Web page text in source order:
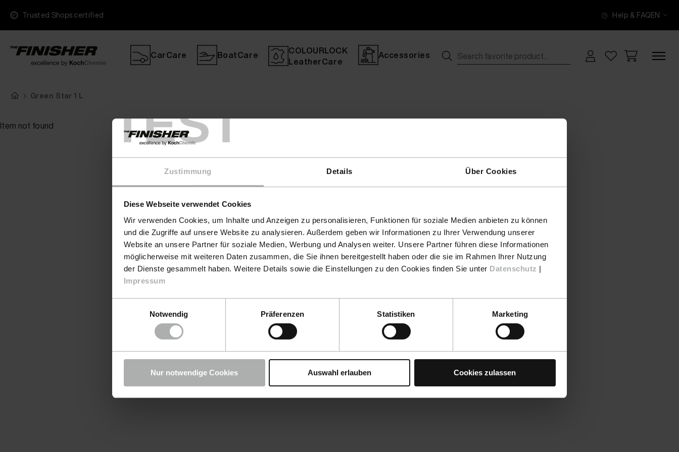
TEST
Zustimmung Details Über Cookies
Diese Webseite verwendet Cookies
Wir verwenden Cookies, um Inhalte und Anzeigen zu personalisieren, Funktionen für soziale Medien anbieten zu können
und die Zugriffe auf unsere Website zu analysieren. Außerdem geben wir Informationen zu Ihrer Verwendung unserer
Website an unsere Partner für soziale Medien, Werbung und Analysen weiter. Unsere Partner führen diese Informationen
möglicherweise mit weiteren Daten zusammen, die Sie ihnen bereitgestellt haben oder die sie im Rahmen Ihrer Nutzung
der Dienste gesammelt haben. Weitere Details sowie die Einstellungen zu den Cookies finden Sie unter Datenschutz |
Impressum
Notwendig
Präferenzen Statistiken Marketing
Nur notwendige Cookies Auswahl erlauben Cookies zulassen
Trusted Shops certified Help & FAQEN
CarCare BoatCare
COLOURLOCK
LeatherCare
Accessories
Green Star 1 L
Item not found